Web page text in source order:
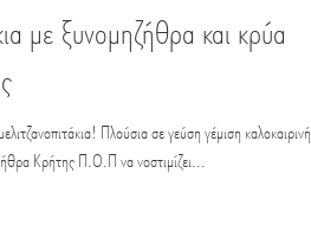
με ξυνομηζήθρα και κρύα
Πλούσια σε γεύση γέμιση καλοκαιρινή
Κρήτης Π.Ο.Π να νοστιμίζει...